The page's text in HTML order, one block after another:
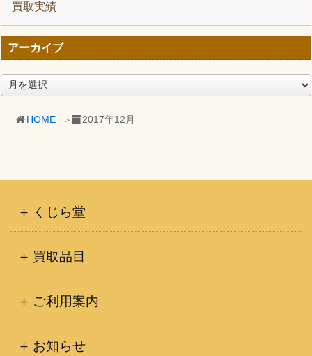
HOME 2017年12月
買取実績
アーカイブ
ア
ー
くじら堂
買取品目
ご利用案内
お知らせ